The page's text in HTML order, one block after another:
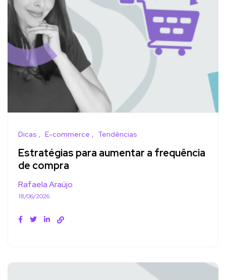
Dicas E-commerce Tendências
Estratégias para aumentar a frequência
de compra
Rafaela Araújo
18/06/2026